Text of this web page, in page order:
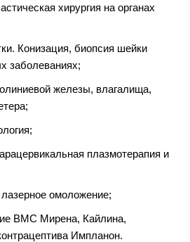
хирургия на органах
Конизация, биопсия шейки
заболеваниях;
железы, влагалища,
плазмотерапия и
омоложение;
ВМС Мирена, Кайлина,
Импланон.